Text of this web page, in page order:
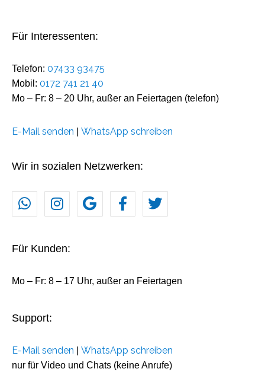
Für Interessenten:
Telefon: 07433 93475
Mobil: 0172 741 21 40
Mo – Fr: 8 – 20 Uhr, außer an Feiertagen (telefon)
E-Mail senden WhatsApp schreiben
Wir in sozialen Netzwerken:
Für Kunden:
Mo – Fr: 8 – 17 Uhr, außer an Feiertagen
Support:
E-Mail senden WhatsApp schreiben
nur für Video und Chats (keine Anrufe)